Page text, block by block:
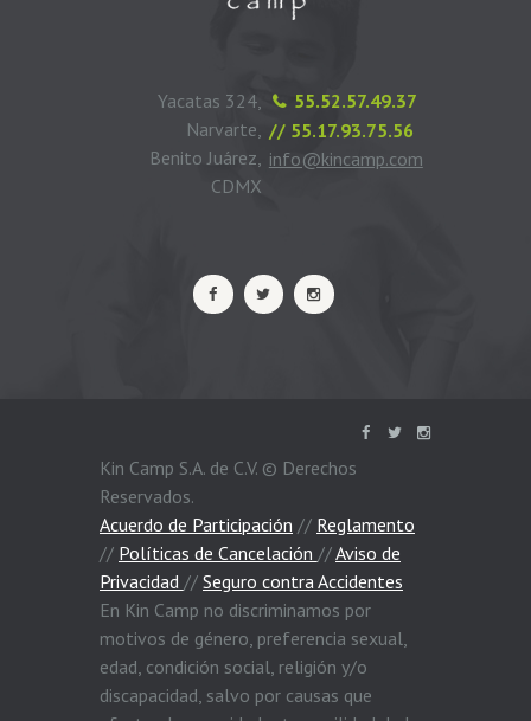
55.52.57.49.37
// 55.17.93.75.56
info@kincamp.com
Yacatas 324,
Narvarte,
Benito Juárez,
CDMX
Kin Camp S.A. de C.V. © Derechos
Reservados.
Acuerdo de Participación // Reglamento
// Políticas de Cancelación //Aviso de
Privacidad // Seguro contra Accidentes
En Kin Camp no discriminamos por
motivos de género, preferencia sexual,
edad, condición social, religión y/o
discapacidad, salvo por causas que